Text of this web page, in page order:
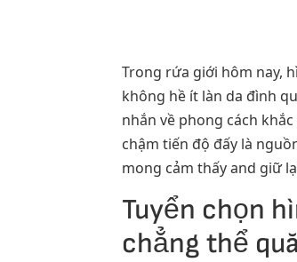
Trong rứa giới hôm nay,
không hề ít làn da đình
nhắn về phong cách
chậm tiến độ đấy là
mong cảm thấy and giữ
Tuyển chọn
chẳng thể